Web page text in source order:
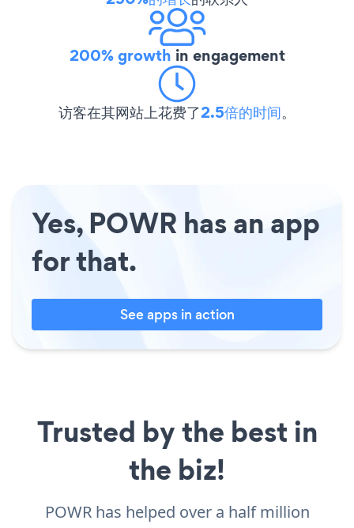
200% growth in engagement
访客在其网站上花费了2.5倍的时间。
Yes, POWR has an app
for that.
See apps in action
Trusted by the best in
the biz!
POWR has helped over a half million